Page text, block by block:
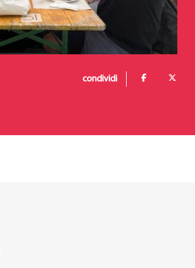
condividi